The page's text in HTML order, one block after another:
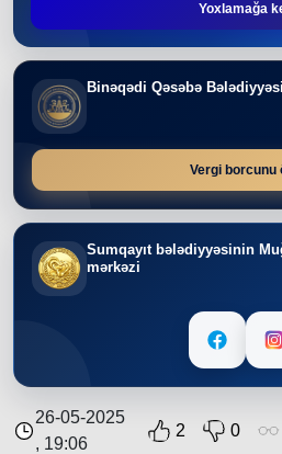
Yoxlamağa
Binəqədi Qəsəbə Bələdiyyəsi
Vergi borcunu
Sumqayıt bələdiyyəsinin
mərkəzi
26-05-2025
, 19:06
2 0